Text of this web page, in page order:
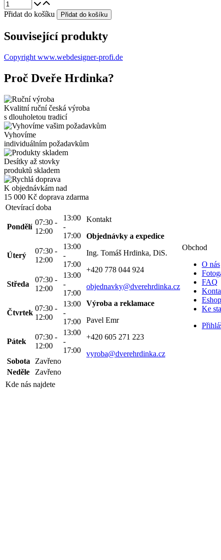
Přidat do košíku
Související produkty
Copyright www.webdesigner-profi.de
Proč Dveře Hrdinka?
Kvalitní ruční česká výroba
s dlouholetou tradicí
Vyhovíme
individuálním požadavkům
Desítky až stovky
produktů skladem
K objednávkám nad
15 000 Kč doprava zdarma
Otevírací doba
Pondělí
07:30 -
12:00
13:00
-
17:00
Úterý
07:30 -
12:00
13:00
-
17:00
Středa
07:30 -
12:00
13:00
-
17:00
Čtvrtek
07:30 -
12:00
13:00
-
17:00
Pátek
07:30 -
12:00
13:00
-
17:00
Sobota
Zavřeno
Neděle
Zavřeno
Kontakt
Objednávky a expedice
Ing. Tomáš Hrdinka, DiS.
+420 778 044 924
objednavky@dverehrdinka.cz
Výroba a reklamace
Pavel Emr
+420 605 271 223
vyroba@dverehrdinka.cz
Obchod
O nás
FAQ
Eshop
Ke
Kde nás najdete